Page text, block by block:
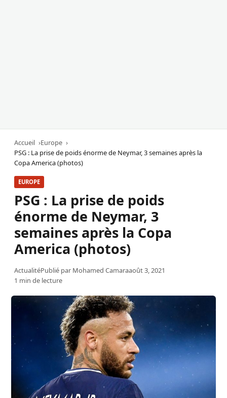
Accueil
Europe
PSG : La prise de poids énorme de Neymar, 3 semaines après la
Copa America (photos)
EUROPE
PSG : La prise de poids
énorme de Neymar, 3
semaines après la Copa
America (photos)
ActualitéPublié par Mohamed Camaraaoût 3, 2021
1 min de lecture